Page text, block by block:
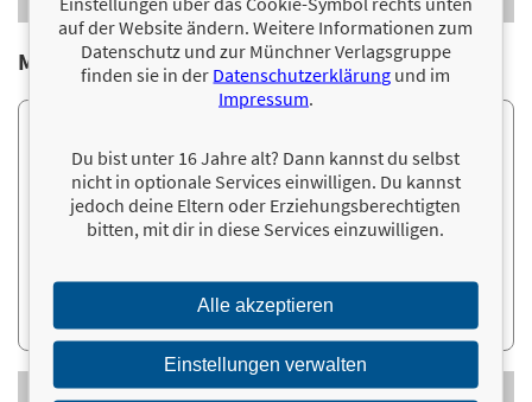
BONNIER.DE
Maßnahmen für mehr Nachhaltigkeit
Plastikfolie für Hardcover-Bücher. Alle Standorte
setzen auf Recyclingpapier, LED-Licht und digitale
Prozesse. Seit Anfang 2023 verwendet Bonnier zudem
ein neu entwickeltes Papier, dessen Herstellung laut
gegenüber einem europäischen Branchendurchschnitt
von rund 250 kg pro Tonne (CEPI Key Statistics 2024).
MEHR ZU NACHHALTIGEN MASSNAHMEN AUF B
auf der Website ändern. Weitere Informationen zum
Datenschutz und zur Münchner Verlagsgruppe
finden sie in der Datenschutzerklärung und im
Impressum.
Du bist unter 16 Jahre alt? Dann kannst du selbst
nicht in optionale Services einwilligen. Du kannst
jedoch deine Eltern oder Erziehungsberechtigten
bitten, mit dir in diese Services einzuwilligen.
Alle akzeptieren
Einstellungen verwalten